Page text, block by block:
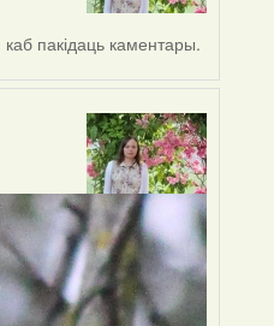
каб пакідаць каментары.